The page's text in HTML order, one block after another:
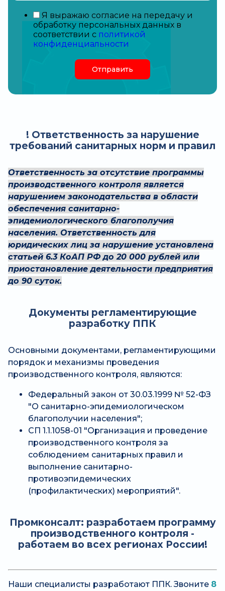
Я выражаю согласие на передачу и
обработку персональных данных в
соответствии с политикой
конфиденциальности
Отправить
! Ответственность за нарушение
требований санитарных норм и правил
Ответственность за отсутствие программы
производственного контроля является
нарушением законодательства в области
обеспечения санитарно-
эпидемиологического благополучия
населения. Ответственность для
юридических лиц за нарушение установлена
статьей 6.3 КоАП РФ до 20 000 рублей или
приостановление деятельности предприятия
до 90 суток.
Документы регламентирующие
разработку ППК
Основными документами, регламентирующими
порядок и механизмы проведения
производственного контроля, являются:
Федеральный закон от 30.03.1999 № 52-ФЗ
"О санитарно-эпидемиологическом
благополучии населения";
СП 1.1.1058-01 "Организация и проведение
производственного контроля за
соблюдением санитарных правил и
выполнение санитарно-
противоэпидемических
(профилактических) мероприятий".
Промконсалт: разработаем программу
производственного контроля -
работаем во всех регионах России!
Наши специалисты разработают ППК. Звоните 8